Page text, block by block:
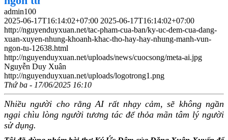
admin100
2025-06-17T16:14:02+07:00 2025-06-17T16:14:02+07:00
http://nguyenduyxuan.net/tac-pham-cua-ban/ky-uc-dem-cua-dang-
xuan-xuyen-nhung-khoanh-khac-tho-hay-hay-nhung-manh-vun-
ngon-tu-12638.html
http://nguyenduyxuan.net/uploads/news/cuocsong/meta-ai.jpg
Nguyễn Duy Xuân
http://nguyenduyxuan.net/uploads/logotrong1.png
Thứ ba - 17/06/2025 16:10
Nhiều người cho rằng AI rất nhạy cảm, sẽ không ngần
ngại chìu lòng người tương tác để thỏa mãn tâm lý người
sử dụng.